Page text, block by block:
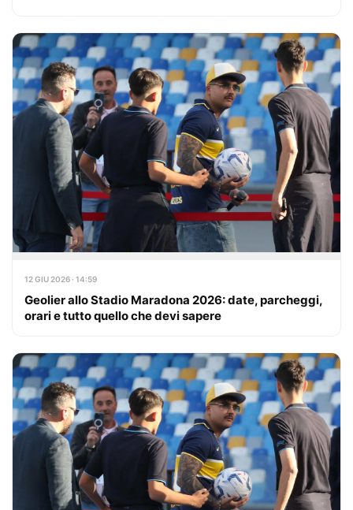
12 GIU 2026 · 14:59
Geolier allo Stadio Maradona 2026: date, parcheggi,
orari e tutto quello che devi sapere